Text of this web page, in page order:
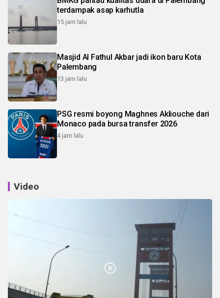
terdampak asap karhutla
15 jam lalu
Masjid Al Fathul Akbar jadi ikon baru Kota
Palembang
13 jam lalu
PSG resmi boyong Maghnes Akliouche dari
Monaco pada bursa transfer 2026
4 jam lalu
Video